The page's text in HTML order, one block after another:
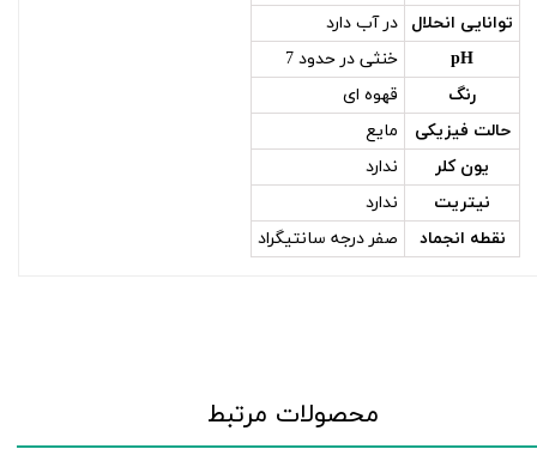
توانایی انحلال
در آب دارد
pH
خنثی در حدود 7
رنگ
قهوه ای
حالت فيزيكی
مایع
یون کلر
ندارد
نیتریت
ندارد
نقطه انجماد
صفر درجه سانتیگراد
محصولات مرتبط